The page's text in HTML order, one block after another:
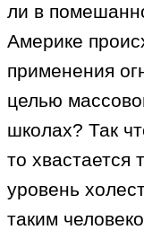
ли в
Америке
применения
целью
школах? Так
то хвастается
уровень
таким